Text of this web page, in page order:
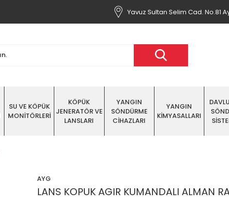
Yavuz Sultan Selim Cad. No.81
SU VE KÖPÜK
MONİTÖRLERİ
KÖPÜK
JENERATÖR VE
LANSLARI
YANGIN
SÖNDÜRME
CİHAZLARI
YANGIN
KİMYASALLARI
AYG
LANS KOPUK AGIR KUMANDALI ALMAN